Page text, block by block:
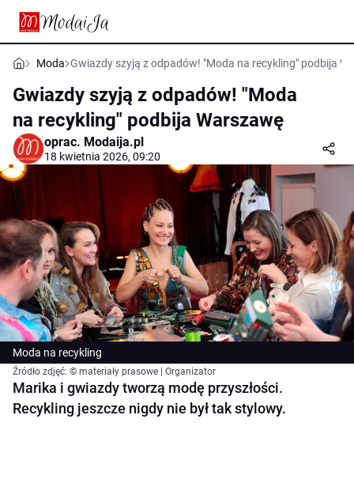
Moda Gwiazdy szyją z odpadów! "Moda na recykling" podbija
Gwiazdy szyją z odpadów! "Moda
na recykling" podbija Warszawę
oprac. Modaija.pl
18 kwietnia 2026, 09:20
Moda na recykling
Źródło zdjęć: © materiały prasowe | Organizator
Marika i gwiazdy tworzą modę przyszłości.
Recykling jeszcze nigdy nie był tak stylowy.